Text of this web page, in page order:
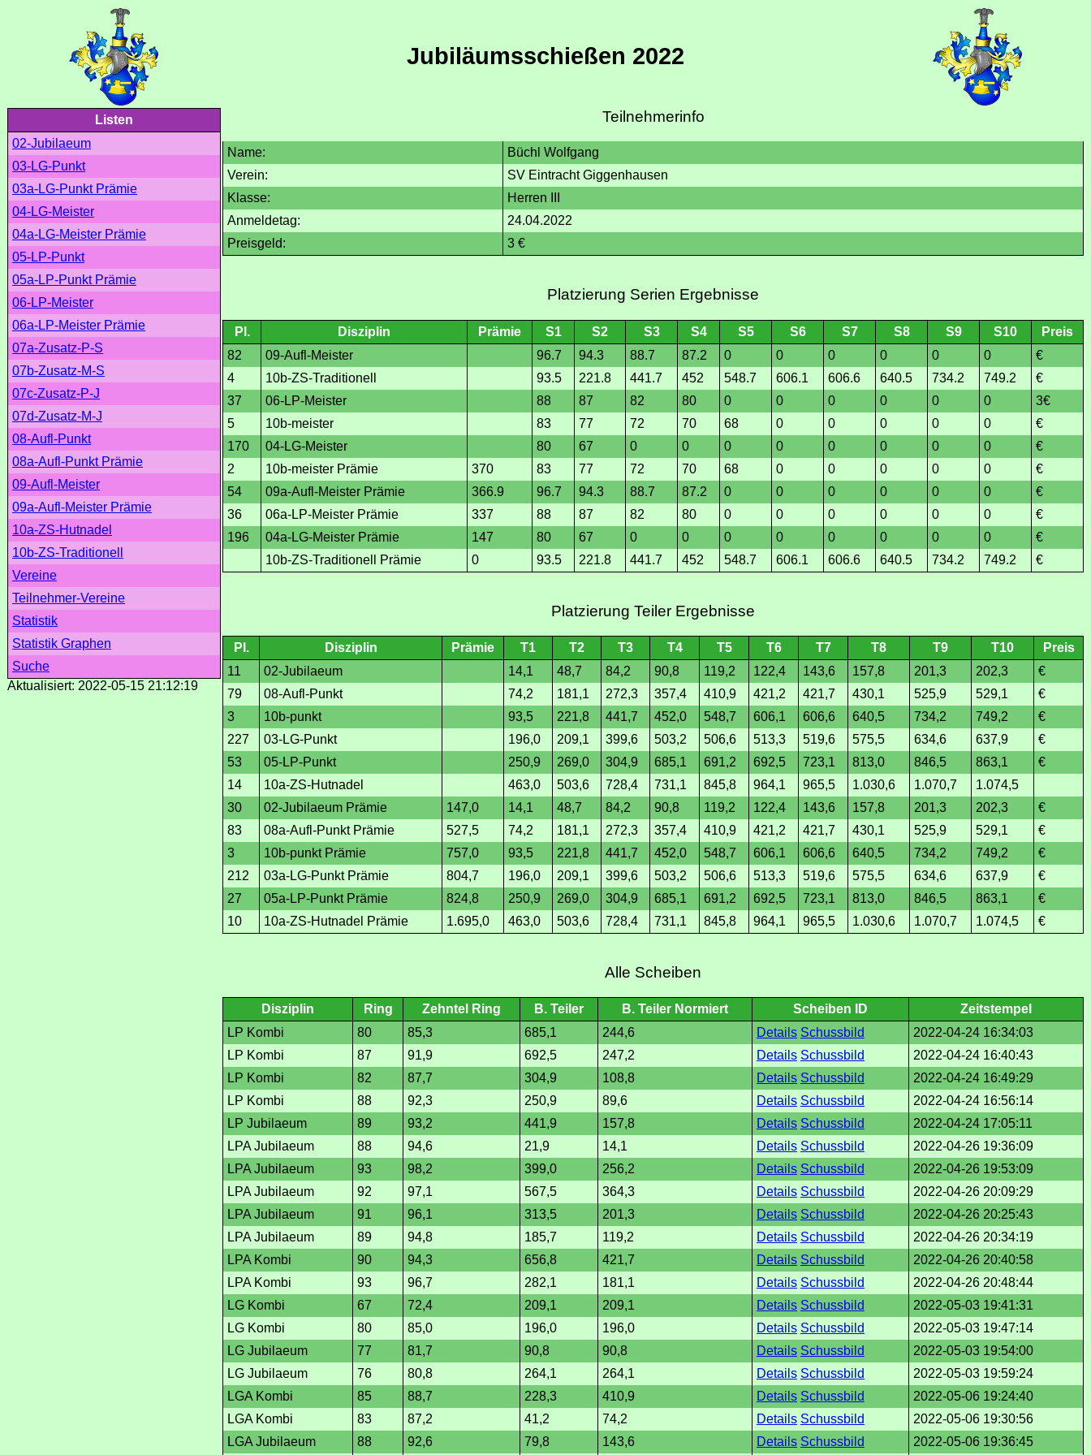
Jubiläumsschießen 2022
Listen
02-Jubilaeum
03-LG-Punkt
03a-LG-Punkt Prämie
04-LG-Meister
04a-LG-Meister Prämie
05-LP-Punkt
05a-LP-Punkt Prämie
06-LP-Meister
06a-LP-Meister Prämie
07a-Zusatz-P-S
07b-Zusatz-M-S
07c-Zusatz-P-J
07d-Zusatz-M-J
08-Aufl-Punkt
08a-Aufl-Punkt Prämie
09-Aufl-Meister
09a-Aufl-Meister Prämie
10a-ZS-Hutnadel
10b-ZS-Traditionell
Vereine
Teilnehmer-Vereine
Statistik
Statistik Graphen
Suche
Aktualisiert: 2022-05-15 21:12:19
Teilnehmerinfo
Name:
Büchl Wolfgang
Verein:
SV Eintracht Giggenhausen
Klasse:
Herren III
Anmeldetag:
24.04.2022
Preisgeld:
3 €
Platzierung Serien Ergebnisse
Pl. Disziplin Prämie S1 S2 S3 S4 S5 S6 S7 S8 S9 S10
Preis
82
09-Aufl-Meister 96.7 94.3 88.7 87.2 0 0 0 0 0 0
€
4
10b-ZS-Traditionell 93.5 221.8 441.7 452 548.7 606.1 606.6 640.5 734.2 749.2
€
37
06-LP-Meister 88 87 82 80 0 0 0 0 0 0
3€
5
10b-meister 83 77 72 70 68 0 0 0 0 0
€
170
04-LG-Meister 80 67 0 0 0 0 0 0 0 0
€
2
10b-meister Prämie 370 83 77 72 70 68 0 0 0 0 0
€
54
09a-Aufl-Meister Prämie 366.9 96.7 94.3 88.7 87.2 0 0 0 0 0 0
€
36
06a-LP-Meister Prämie 337 88 87 82 80 0 0 0 0 0 0
€
196
04a-LG-Meister Prämie 147 80 67 0 0 0 0 0 0 0 0
€
10b-ZS-Traditionell Prämie
0 93.5 221.8 441.7 452 548.7 606.1 606.6 640.5 734.2 749.2 €
Platzierung Teiler Ergebnisse
Pl. Disziplin Prämie T1 T2 T3 T4 T5 T6 T7 T8 T9 T10
Preis
11
02-Jubilaeum 14,1 48,7 84,2 90,8 119,2 122,4 143,6 157,8 201,3 202,3
€
79
08-Aufl-Punkt 74,2 181,1 272,3 357,4 410,9 421,2 421,7 430,1 525,9 529,1
€
3
10b-punkt 93,5 221,8 441,7 452,0 548,7 606,1 606,6 640,5 734,2 749,2
€
227
03-LG-Punkt 196,0 209,1 399,6 503,2 506,6 513,3 519,6 575,5 634,6 637,9
€
53
05-LP-Punkt 250,9 269,0 304,9 685,1 691,2 692,5 723,1 813,0 846,5 863,1
€
14
10a-ZS-Hutnadel 463,0 503,6 728,4 731,1 845,8 964,1 965,5 1.030,6 1.070,7
1.074,5
30
02-Jubilaeum Prämie 147,0 14,1 48,7 84,2 90,8 119,2 122,4 143,6 157,8 201,3 202,3
€
83
08a-Aufl-Punkt Prämie 527,5 74,2 181,1 272,3 357,4 410,9 421,2 421,7 430,1 525,9 529,1
€
3
10b-punkt Prämie 757,0 93,5 221,8 441,7 452,0 548,7 606,1 606,6 640,5 734,2 749,2
€
212
03a-LG-Punkt Prämie 804,7 196,0 209,1 399,6 503,2 506,6 513,3 519,6 575,5 634,6 637,9
€
27
05a-LP-Punkt Prämie 824,8 250,9 269,0 304,9 685,1 691,2 692,5 723,1 813,0 846,5 863,1
€
10
10a-ZS-Hutnadel Prämie 1.695,0 463,0 503,6 728,4 731,1 845,8 964,1 965,5 1.030,6 1.070,7 1.074,5 €
Alle Scheiben
Disziplin Ring Zehntel Ring B. Teiler B. Teiler Normiert Scheiben ID
Zeitstempel
LP Kombi
80 85,3 685,1 244,6 Details Schussbild
2022-04-24 16:34:03
LP Kombi
87 91,9 692,5 247,2 Details Schussbild
2022-04-24 16:40:43
LP Kombi
82 87,7 304,9 108,8 Details Schussbild
2022-04-24 16:49:29
LP Kombi
88 92,3 250,9 89,6 Details Schussbild
2022-04-24 16:56:14
LP Jubilaeum
89 93,2 441,9 157,8 Details Schussbild
2022-04-24 17:05:11
LPA Jubilaeum
88 94,6 21,9 14,1 Details Schussbild
2022-04-26 19:36:09
LPA Jubilaeum
93 98,2 399,0 256,2 Details Schussbild
2022-04-26 19:53:09
LPA Jubilaeum
92 97,1 567,5 364,3 Details Schussbild
2022-04-26 20:09:29
LPA Jubilaeum
91 96,1 313,5 201,3 Details Schussbild
2022-04-26 20:25:43
LPA Jubilaeum
89 94,8 185,7 119,2 Details Schussbild
2022-04-26 20:34:19
LPA Kombi
90 94,3 656,8 421,7 Details Schussbild
2022-04-26 20:40:58
LPA Kombi
93 96,7 282,1 181,1 Details Schussbild
2022-04-26 20:48:44
LG Kombi
67 72,4 209,1 209,1 Details Schussbild
2022-05-03 19:41:31
LG Kombi
80 85,0 196,0 196,0 Details Schussbild
2022-05-03 19:47:14
LG Jubilaeum
77 81,7 90,8 90,8 Details Schussbild
2022-05-03 19:54:00
LG Jubilaeum
76 80,8 264,1 264,1 Details Schussbild
2022-05-03 19:59:24
LGA Kombi
85 88,7 228,3 410,9 Details Schussbild
2022-05-06 19:24:40
LGA Kombi
83 87,2 41,2 74,2 Details Schussbild
2022-05-06 19:30:56
LGA Jubilaeum
88 92,6 79,8 143,6 Details Schussbild 2022-05-06 19:36:45